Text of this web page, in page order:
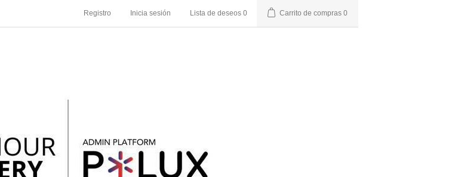
Registro Inicia sesión Lista de deseos 0 Carrito de compras 0